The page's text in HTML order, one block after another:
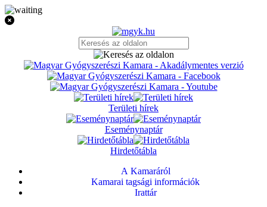
Területi hírek
Eseménynaptár
Hirdetőtábla
A Kamaráról
Kamarai tagsági információk
Irattár